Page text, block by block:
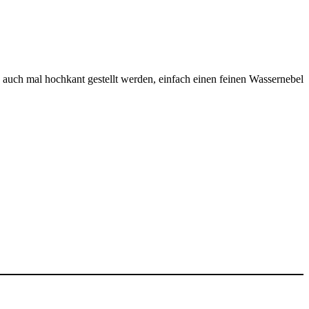
mal hochkant gestellt werden, einfach einen feinen Wassernebel